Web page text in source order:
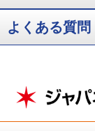
よくある質問